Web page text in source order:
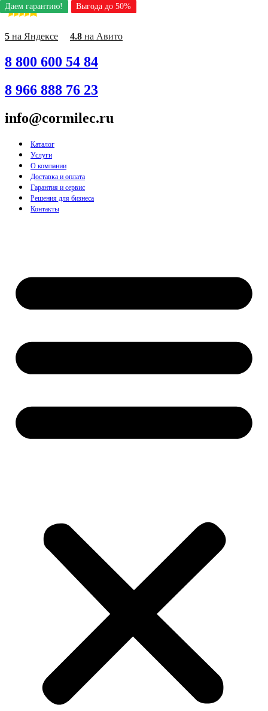
Перейти
к
содержимому
5 на Яндексе 4.8 на Авито
8 800 600 54 84
8 966 888 76 23
info@cormilec.ru
Каталог
Услуги
О компании
Доставка и оплата
Гарантия и сервис
Решения для бизнеса
Контакты
Даем гарантию! Выгода до 50%
Даем гарантию! Выгода до 50%
Даем гарантию! Выгода до 50%
Даем гарантию! Выгода до 50%
Даем гарантию! Выгода до 50%
Даем гарантию! Выгода до 50%
Даем гарантию! Выгода до 50%
Даем гарантию! Выгода до 50%
Даем гарантию! Выгода до 50%